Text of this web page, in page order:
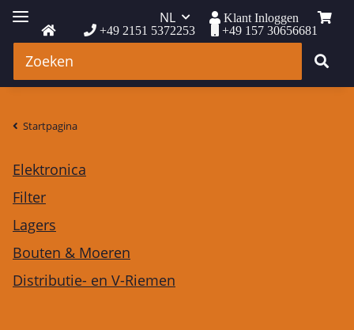
+49 2151 5372253 +49 157 30656681
NL Klant Inloggen
Startpagina
Elektronica
Filter
Lagers
Bouten & Moeren
Distributie- en V-Riemen